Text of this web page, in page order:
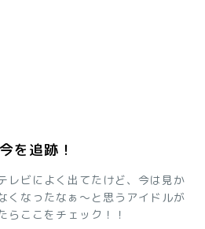
を追跡！
レビによく出てたけど、今は見か
くなったなぁ～と思うアイドルが
らここをチェック！！